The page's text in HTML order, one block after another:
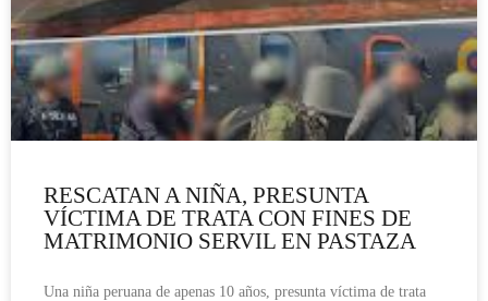
RESCATAN A NIÑA, PRESUNTA
VÍCTIMA DE TRATA CON FINES DE
MATRIMONIO SERVIL EN PASTAZA
Una niña peruana de apenas 10 años, presunta víctima de trata